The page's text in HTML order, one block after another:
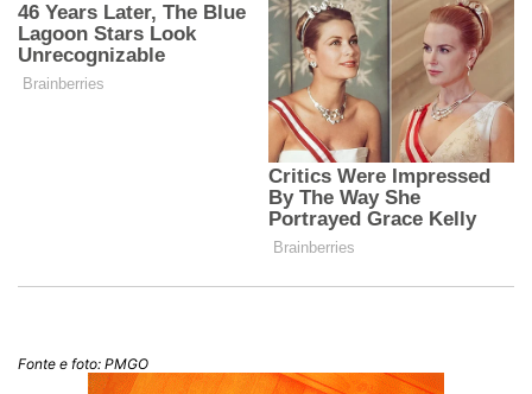
Fonte e foto: PMGO